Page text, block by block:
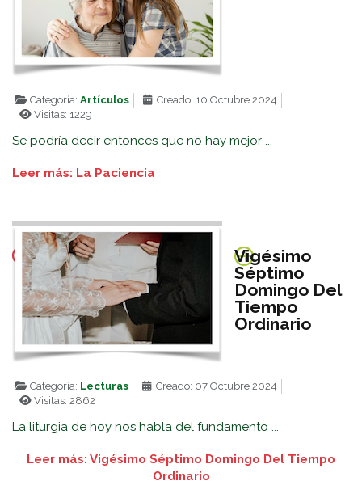
Categoría:Artículos
Creado: 10 Octubre 2024
Visitas: 1229
Se podría decir entonces que no hay mejor ...
Leer más: La Paciencia
Vigésimo
Séptimo
Domingo Del
Tiempo
Ordinario
Categoría: Lecturas
Creado: 07 Octubre 2024
Visitas: 2862
La liturgia de hoy nos habla del fundamento ...
Leer más: Vigésimo Séptimo Domingo Del Tiempo
Ordinario